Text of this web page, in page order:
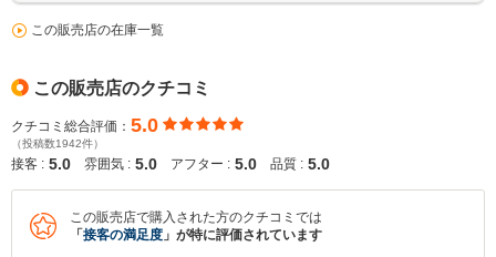
この販売店の在庫一覧
この販売店のクチコミ
クチコミ総合評価： 5.0
（投稿数1942件）
接客 : 5.0 雰囲気 : 5.0 アフター : 5.0 品質 : 5.0
この販売店で購入された方のクチコミでは
「 接客の満足度 」が特に評価されています